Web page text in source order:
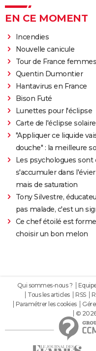
EN CE MOMENT
Incendies
Nouvelle canicule
Tour de France femmes
Quentin Dumontier
Hantavirus en France
Bison Futé
Lunettes pour l'éclipse
Carte de l'éclipse
"Appliquer ce liquide
douche" : la meilleure
Les psychologues sont
s'accumuler dans
mais de saturation
Tony Silvestre,
pas malade, c'est un
Ce chef étoilé est
choisir un bon melon
Qui sommes-nous ?
Tous les articles
RSS
Paramétrer les cookies
©